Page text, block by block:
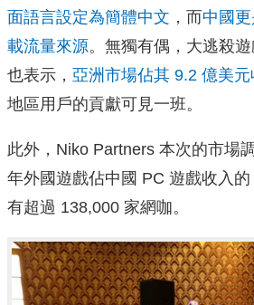
面語言設定為簡體中文 ，而中國
載流量來源。無獨有偶，大逃殺
也表示， 亞洲市場佔其 9.2 億美
地區用戶的貢獻可見一班。
此外，Niko Partners 本次的市場
年外國遊戲佔中國 PC 遊戲收入
有超過 138,000 家網咖。